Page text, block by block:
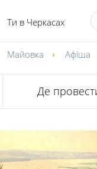
Ти в Черкасах
Майовка Афіша
Де